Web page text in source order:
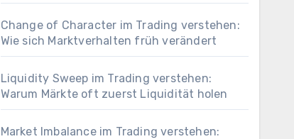
Change of Character im Trading verstehen:
Wie sich Marktverhalten früh verändert
Liquidity Sweep im Trading verstehen:
Warum Märkte oft zuerst Liquidität holen
Market Imbalance im Trading verstehen: